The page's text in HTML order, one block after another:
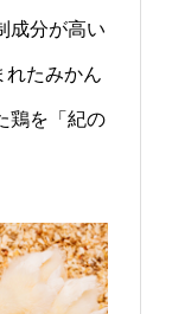
成分が高い
れたみかん
鶏を「紀の